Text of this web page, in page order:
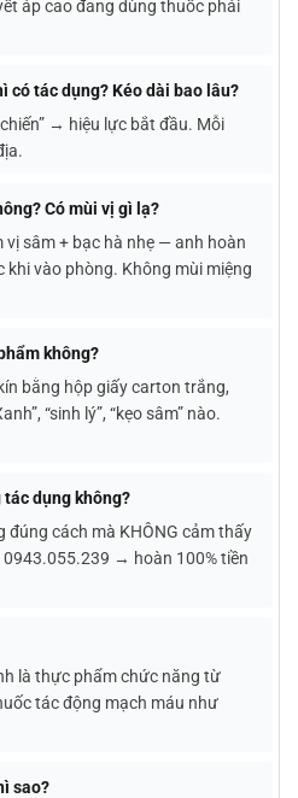
áp cao đang dùng thuốc phải
có tác dụng? Kéo dài bao lâu?
→ hiệu lực bắt đầu. Mỗi
Có mùi vị gì lạ?
vị sâm + bạc hà nhẹ — anh hoàn
vào phòng. Không mùi miệng
không?
bằng hộp giấy carton trắng,
“sinh lý”, “kẹo sâm” nào.
dụng không?
đúng cách mà KHÔNG cảm thấy
→ hoàn 100% tiền
là thực phẩm chức năng từ
tác động mạch máu như
sao?